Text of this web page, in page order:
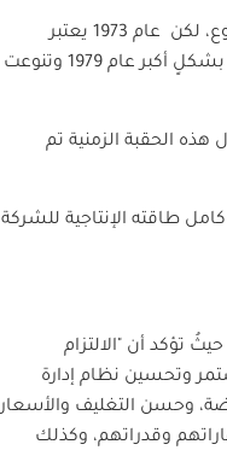
وخلال هذه السنوات كان نطاق الإنتاج بسيطاً والمساحة قليلة، وأيضاً لم يكن الإنتاج يومياً أكثر من طن واحد من كل نوع، لكن عام 1973 يعتبر
القفزة نحو التطوير الحقيقي للإمكانات والقدرات الإنتاجية حيثُ توسع النطاق، وأنشأت مصانع جديدة واستمر التوسع بشكلٍ أكبر عام 1979 وتنوعت
وخلال هذه الحقبة الزمنية تم
الوصول إلى كامل طاقته الإنتاجية للشركة
تؤكد أن "الالتزام
وتحسين نظام إدارة
وحسن التغليف والأسعار
وقدراتهم، وكذلك